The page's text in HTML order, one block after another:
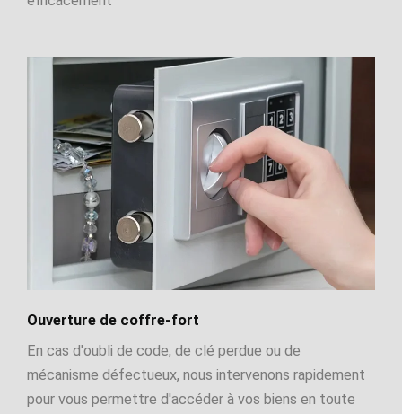
Ouverture de coffre-fort
En cas d'oubli de code, de clé perdue ou de
mécanisme défectueux, nous intervenons rapidement
pour vous permettre d'accéder à vos biens en toute